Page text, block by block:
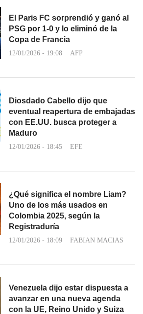
El Paris FC sorprendió y ganó al
PSG por 1-0 y lo eliminó de la
Copa de Francia
12/01/2026 - 19:08 AFP
Diosdado Cabello dijo que
eventual reapertura de embajadas
con EE.UU. busca proteger a
Maduro
12/01/2026 - 18:45 EFE
¿Qué significa el nombre Liam?
Uno de los más usados en
Colombia 2025, según la
Registraduría
12/01/2026 - 18:09 FABIAN MACIAS
Venezuela dijo estar dispuesta a
avanzar en una nueva agenda
con la UE, Reino Unido y Suiza